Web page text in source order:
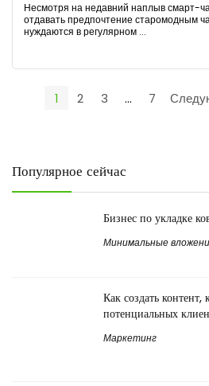
Несмотря на недавний наплыв смарт-
отдавать предпочтение старомодным
нуждаются в регулярном ...
1 2 3 … 7
Популярное сейчас
Бизнес по укладке
Минимальные
Как создать
потенциальных
Маркетинг